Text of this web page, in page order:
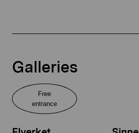
Galleries
Free
entrance